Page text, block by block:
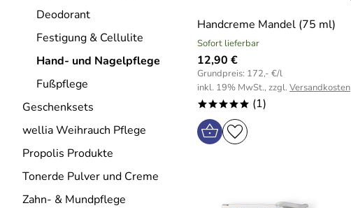
Deodorant
Festigung & Cellulite
Hand- und Nagelpflege
Fußpflege
Geschenksets
wellia Weihrauch Pflege
Propolis Produkte
Tonerde Pulver und Creme
Zahn- & Mundpflege
Handcreme Mandel (75 ml)
Sofort lieferbar
12,90 €
Grundpreis: 172,- €/l
inkl. 19% MwSt., zzgl. Versandkosten
***** (1)